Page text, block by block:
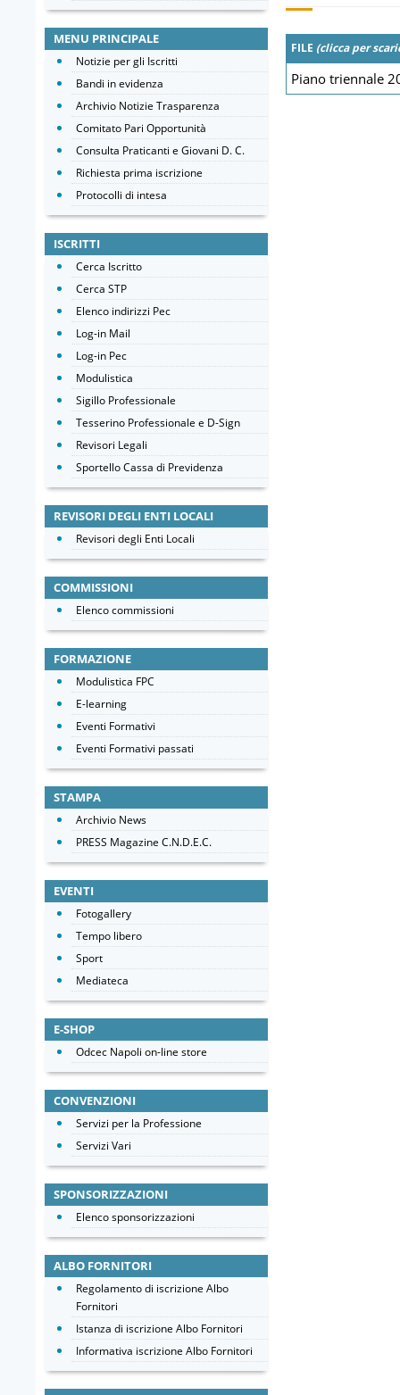
FILE (clicca per
Piano triennale
MENU PRINCIPALE
Notizie per gli Iscritti
Bandi in evidenza
Archivio Notizie Trasparenza
Comitato Pari Opportunità
Consulta Praticanti e Giovani D. C.
Richiesta prima iscrizione
Protocolli di intesa
ISCRITTI
Cerca Iscritto
Cerca STP
Elenco indirizzi Pec
Log-in Mail
Log-in Pec
Modulistica
Sigillo Professionale
Tesserino Professionale e D-Sign
Revisori Legali
Sportello Cassa di Previdenza
REVISORI DEGLI ENTI LOCALI
Revisori degli Enti Locali
COMMISSIONI
Elenco commissioni
FORMAZIONE
Modulistica FPC
E-learning
Eventi Formativi
Eventi Formativi passati
STAMPA
Archivio News
PRESS Magazine C.N.D.E.C.
EVENTI
Fotogallery
Tempo libero
Sport
Mediateca
E-SHOP
Odcec Napoli on-line store
CONVENZIONI
Servizi per la Professione
Servizi Vari
SPONSORIZZAZIONI
Elenco sponsorizzazioni
ALBO FORNITORI
Regolamento di iscrizione Albo
Fornitori
Istanza di iscrizione Albo Fornitori
Informativa iscrizione Albo Fornitori